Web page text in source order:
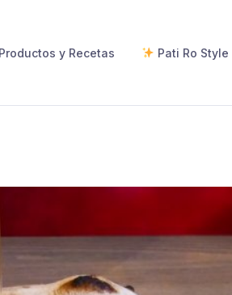
Productos y Recetas Pati Ro Style